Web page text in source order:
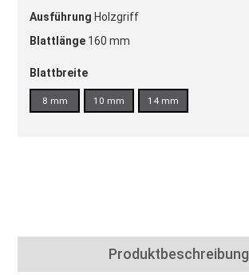
Blattbreite
8 mm 10 mm 14 mm
Ausführung Holzgriff
Blattlänge 160 mm
Produktbeschreibung